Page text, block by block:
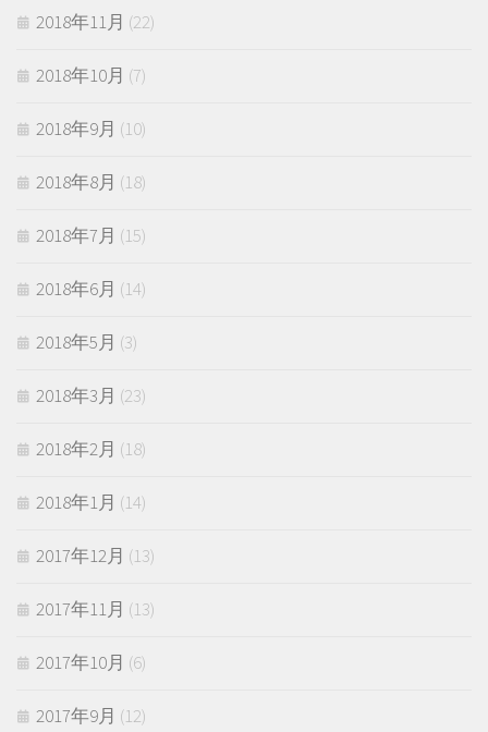
2018年11月 (22)
2018年10月 (7)
2018年9月 (10)
2018年8月 (18)
2018年7月 (15)
2018年6月 (14)
2018年5月 (3)
2018年3月 (23)
2018年2月 (18)
2018年1月 (14)
2017年12月 (13)
2017年11月 (13)
2017年10月 (6)
2017年9月 (12)